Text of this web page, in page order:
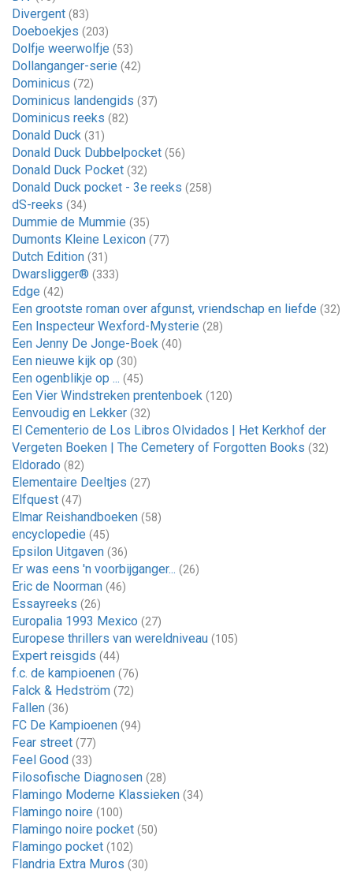
Divergent (83)
Doeboekjes (203)
Dolfje weerwolfje (53)
Dollanganger-serie (42)
Dominicus (72)
Dominicus landengids (37)
Dominicus reeks (82)
Donald Duck (31)
Donald Duck Dubbelpocket (56)
Donald Duck Pocket (32)
Donald Duck pocket - 3e reeks (258)
dS-reeks (34)
Dummie de Mummie (35)
Dumonts Kleine Lexicon (77)
Dutch Edition (31)
Dwarsligger® (333)
Edge (42)
Een grootste roman over afgunst, vriendschap en liefde (32)
Een Inspecteur Wexford-Mysterie (28)
Een Jenny De Jonge-Boek (40)
Een nieuwe kijk op (30)
Een ogenblikje op ... (45)
Een Vier Windstreken prentenboek (120)
Eenvoudig en Lekker (32)
El Cementerio de Los Libros Olvidados | Het Kerkhof der
Vergeten Boeken | The Cemetery of Forgotten Books (32)
Eldorado (82)
Elementaire Deeltjes (27)
Elfquest (47)
Elmar Reishandboeken (58)
encyclopedie (45)
Epsilon Uitgaven (36)
Er was eens 'n voorbijganger... (26)
Eric de Noorman (46)
Essayreeks (26)
Europalia 1993 Mexico (27)
Europese thrillers van wereldniveau (105)
Expert reisgids (44)
f.c. de kampioenen (76)
Falck & Hedström (72)
Fallen (36)
FC De Kampioenen (94)
Fear street (77)
Feel Good (33)
Filosofische Diagnosen (28)
Flamingo Moderne Klassieken (34)
Flamingo noire (100)
Flamingo noire pocket (50)
Flamingo pocket (102)
Flandria Extra Muros (30)